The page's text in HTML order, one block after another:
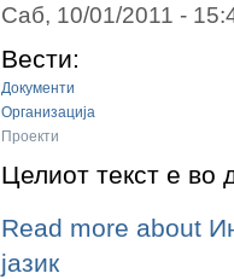
Саб, 10/01/2011 -
Вести:
Документи
Организација
Проекти
Целиот текст е во
Read more about
јазик